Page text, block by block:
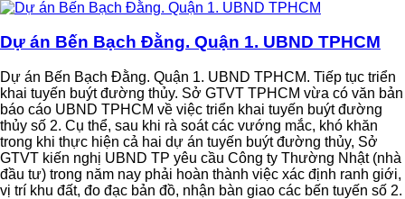
Dự án Bến Bạch Đằng. Quận 1. UBND TPHCM
Dự án Bến Bạch Đằng. Quận 1. UBND TPHCM. Tiếp tục triển
khai tuyến buýt đường thủy. Sở GTVT TPHCM vừa có văn bản
báo cáo UBND TPHCM về việc triển khai tuyến buýt đường
thủy số 2. Cụ thể, sau khi rà soát các vướng mắc, khó khăn
trong khi thực hiện cả hai dự án tuyến buýt đường thủy, Sở
GTVT kiến nghị UBND TP yêu cầu Công ty Thường Nhật (nhà
đầu tư) trong năm nay phải hoàn thành việc xác định ranh giới,
vị trí khu đất, đo đạc bản đồ, nhận bàn giao các bến tuyến số 2.